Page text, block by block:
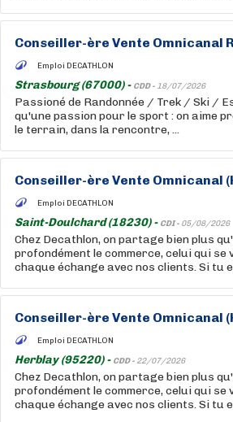
Conseiller-ère Vente Omnicanal
Emploi DECATHLON
Strasbourg (67000) - CDD - 18/07/2026
Passioné de Randonnée / Trek / Ski /
qu'une passion pour le sport : on aime
le terrain, dans la rencontre, ...
Conseiller-ère Vente Omnicanal
Emploi DECATHLON
Saint-Doulchard (18230) - CDI - 05/08/2026
Chez Decathlon, on partage bien plus
profondément le commerce, celui qui
chaque échange avec nos clients. Si tu
Conseiller-ère Vente Omnicanal
Emploi DECATHLON
Herblay (95220) - CDD - 22/07/2026
Chez Decathlon, on partage bien plus
profondément le commerce, celui qui
chaque échange avec nos clients. Si tu